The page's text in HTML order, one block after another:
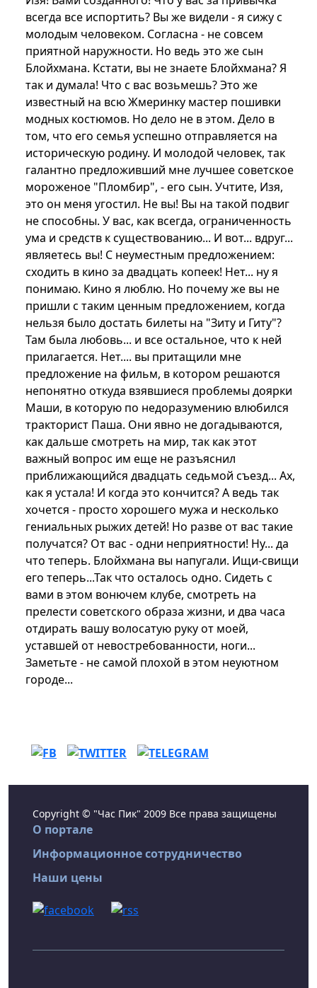
всегда все испортить? Вы же видели - я сижу с
молодым человеком. Согласна - не совсем
приятной наружности. Но ведь это же сын
Блойхмана. Кстати, вы не знаете Блойхмана? Я
так и думала! Что с вас возьмешь? Это же
известный на всю Жмеринку мастер пошивки
модных костюмов. Но дело не в этом. Дело в
том, что его семья успешно отправляется на
историческую родину. И молодой человек, так
галантно предложивший мне лучшее советское
мороженое "Пломбир", - его сын. Учтите, Изя,
это он меня угостил. Не вы! Вы на такой подвиг
не способны. У вас, как всегда, ограниченность
ума и средств к существованию... И вот... вдруг...
являетесь вы! С неуместным предложением:
сходить в кино за двадцать копеек! Нет... ну я
понимаю. Кино я люблю. Но почему же вы не
пришли с таким ценным предложением, когда
нельзя было достать билеты на "Зиту и Гиту"?
Там была любовь... и все остальное, что к ней
прилагается. Нет.... вы притащили мне
предложение на фильм, в котором решаются
непонятно откуда взявшиеся проблемы доярки
Маши, в которую по недоразумению влюбился
тракторист Паша. Они явно не догадываются,
как дальше смотреть на мир, так как этот
важный вопрос им еще не разъяснил
приближающийся двадцать седьмой съезд... Ах,
как я устала! И когда это кончится? А ведь так
хочется - просто хорошего мужа и несколько
гениальных рыжих детей! Но разве от вас такие
получатся? От вас - одни неприятности! Ну... да
что теперь. Блойхмана вы напугали. Ищи-свищи
его теперь...Так что осталось одно. Сидеть с
вами в этом вонючем клубе, смотреть на
прелести советского образа жизни, и два часа
отдирать вашу волосатую руку от моей,
уставшей от невостребованности, ноги...
Заметьте - не самой плохой в этом неуютном
городе...
Copyright © "Час Пик" 2009 Все права защищены
О портале
Информационное сотрудничество
Наши цены